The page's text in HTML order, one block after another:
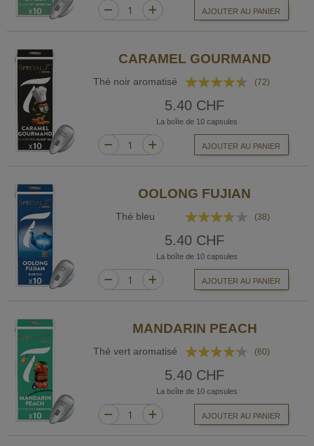
AJOUTER AU PANIER
CARAMEL GOURMAND
Thé noir aromatisé
Rating:
86%
(72)
5.40 CHF
La boîte de 10 capsules
AJOUTER AU PANIER
OOLONG FUJIAN
Thé bleu
Rating:
70%
(38)
5.40 CHF
La boîte de 10 capsules
AJOUTER AU PANIER
MANDARIN PEACH
Thé vert aromatisé
Rating:
82%
(60)
5.40 CHF
La boîte de 10 capsules
AJOUTER AU PANIER